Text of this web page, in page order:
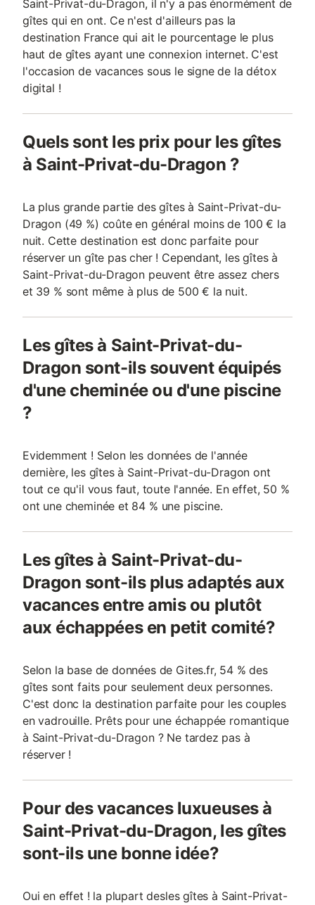
Saint-Privat-du-Dragon, il n'y a pas énormément de
gîtes qui en ont. Ce n'est d'ailleurs pas la
destination France qui ait le pourcentage le plus
haut de gîtes ayant une connexion internet. C'est
l'occasion de vacances sous le signe de la détox
digital !
Quels sont les prix pour les gîtes
à Saint-Privat-du-Dragon ?
La plus grande partie des gîtes à Saint-Privat-du-
Dragon (49 %) coûte en général moins de 100 € la
nuit. Cette destination est donc parfaite pour
réserver un gîte pas cher ! Cependant, les gîtes à
Saint-Privat-du-Dragon peuvent être assez chers
et 39 % sont même à plus de 500 € la nuit.
Les gîtes à Saint-Privat-du-
Dragon sont-ils souvent équipés
d'une cheminée ou d'une piscine
?
Evidemment ! Selon les données de l'année
dernière, les gîtes à Saint-Privat-du-Dragon ont
tout ce qu'il vous faut, toute l'année. En effet, 50 %
ont une cheminée et 84 % une piscine.
Les gîtes à Saint-Privat-du-
Dragon sont-ils plus adaptés aux
vacances entre amis ou plutôt
aux échappées en petit comité?
Selon la base de données de Gites.fr, 54 % des
gîtes sont faits pour seulement deux personnes.
C'est donc la destination parfaite pour les couples
en vadrouille. Prêts pour une échappée romantique
à Saint-Privat-du-Dragon ? Ne tardez pas à
réserver !
Pour des vacances luxueuses à
Saint-Privat-du-Dragon, les gîtes
sont-ils une bonne idée?
Oui en effet ! la plupart desles gîtes à Saint-Privat-